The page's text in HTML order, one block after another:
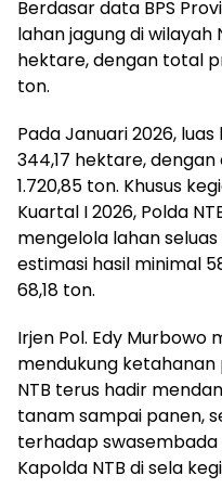
Berdasar data BPS
lahan jagung di wilayah
hektare, dengan total
ton.
Pada Januari 2026,
344,17 hektare,
1.720,85 ton. Khusus
Kuartal I 2026, Polda
mengelola lahan
estimasi hasil minimal
68,18 ton.
Irjen Pol. Edy Murbowo
mendukung ketahanan
NTB terus hadir
tanam sampai panen,
terhadap swasembada
Kapolda NTB di sela